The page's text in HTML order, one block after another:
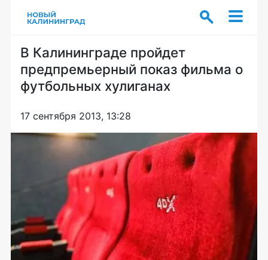
В Калининграде пройдет
предпремьерный показ фильма о
футбольных хулиганах
17 сентября 2013, 13:28